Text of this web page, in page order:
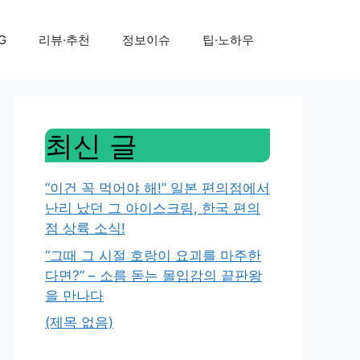
리뷰·추천 정보이슈 팁·노하우
최신 글
“이건 꼭 먹어야 해!” 일본 편의점에서
난리 났던 그 아이스크림, 한국 편의
점 상륙 소식!
“그때 그 시절 호랑이 요괴를 마주한
다면?” – 소름 돋는 몰입감의 끝판왕
을 만나다
(제목 없음)